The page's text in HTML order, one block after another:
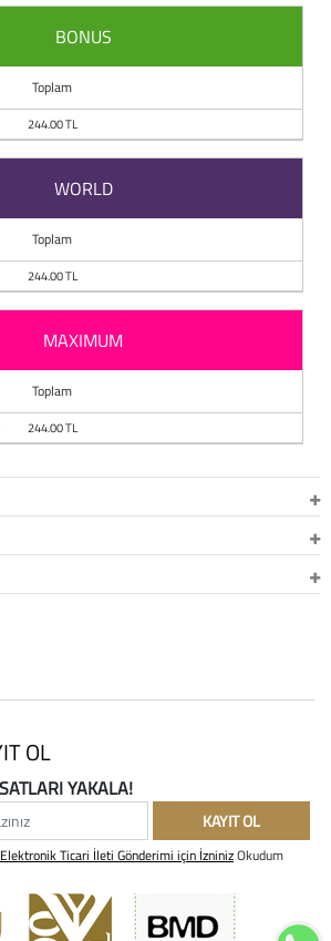
BONUS
Toplam
244.00 TL
WORLD
Toplam
244.00 TL
MAXIMUM
Toplam
244.00 TL
OL
YAKALA!
KAYIT OL
Elektronik Ticari İleti Gönderimi için İzninizOkudum